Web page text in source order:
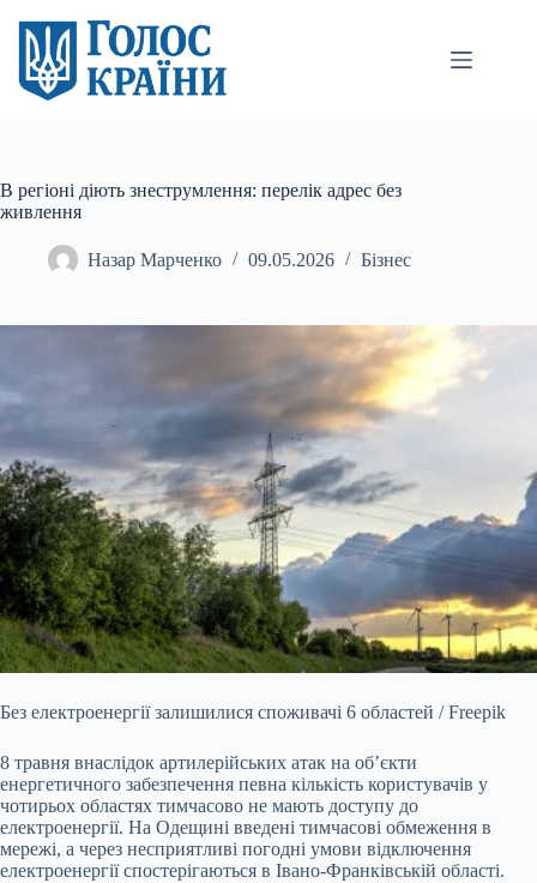
вмісту
В регіоні діють знеструмлення: перелік адрес без
живлення
Назар Марченко 09.05.2026 Бізнес
Без електроенергії залишилися споживачі 6 областей / Freepik
8 травня внаслідок артилерійських атак на об’єкти
енергетичного забезпечення певна кількість користувачів у
чотирьох областях тимчасово не мають доступу до
електроенергії. На Одещині введені тимчасові обмеження в
мережі, а через несприятливі погодні умови відключення
електроенергії спостерігаються в Івано-Франківській області.